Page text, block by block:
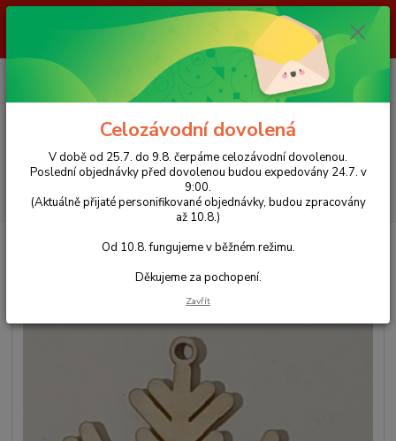
V době od 25.7. do 9.8. čerpáme celozávodní dovolenou. Poslední
objednávky před dovolenou budou expedovány 24.7. v 9:00. Od 10.8.
fungujeme v běžném režimu. Děkujeme za pochopení.
Hledat
+420 723 423 916
(Po-Pá, 8-16 hod.)
0 Kč
Vánoční Dekorace Dřevěná vánoční ozdoba (8 cm)
Dřevěná vánoční ozdoba (8 cm)
Celozávodní dovolená
V době od 25.7. do 9.8. čerpáme celozávodní dovolenou.
Poslední objednávky před dovolenou budou expedovány 24.7. v
9:00.
(Aktuálně přijaté personifikované objednávky, budou zpracovány
až 10.8.)
Od 10.8. fungujeme v běžném režimu.
Děkujeme za pochopení.
Zavřít